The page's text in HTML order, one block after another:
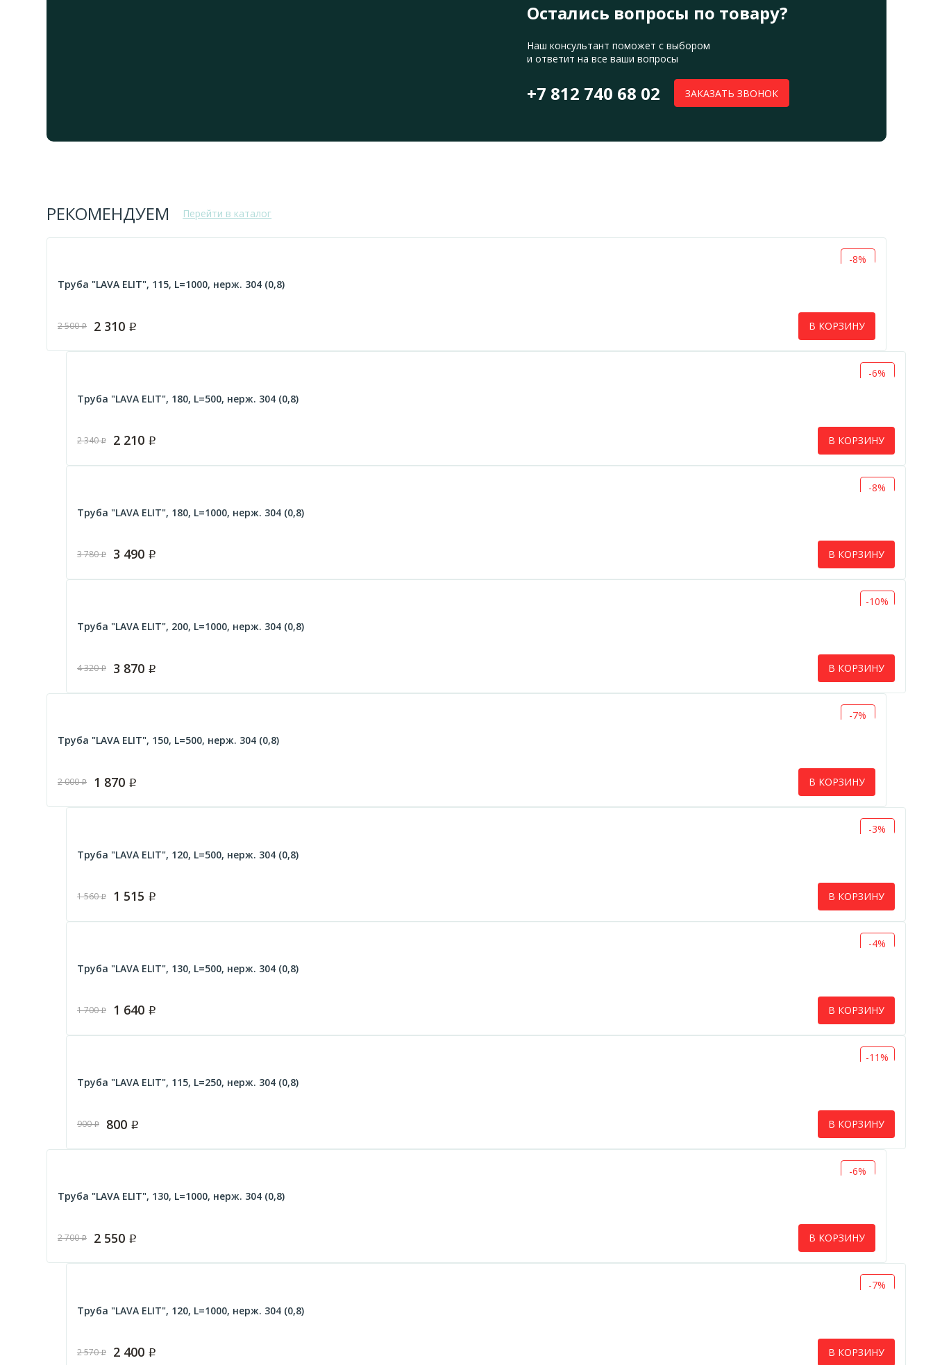
Остались вопросы по товару?
Наш консультант поможет с выбором
и ответит на все ваши вопросы
+7 812 740 68 02 ЗАКАЗАТЬ ЗВОНОК
РЕКОМЕНДУЕМ Перейти в каталог
-8%
Труба "LAVA ELIT", 115, L=1000, нерж. 304 (0,8)
2 500Р 2 310 Р В КОРЗИНУ
-6%
Труба "LAVA ELIT", 180, L=500, нерж. 304 (0,8)
2 340Р 2 210 Р В КОРЗИНУ
-8%
Труба "LAVA ELIT", 180, L=1000, нерж. 304 (0,8)
3 780Р 3 490 Р В КОРЗИНУ
-10%
Труба "LAVA ELIT", 200, L=1000, нерж. 304 (0,8)
4 320Р 3 870 Р В КОРЗИНУ
-7%
Труба "LAVA ELIT", 150, L=500, нерж. 304 (0,8)
2 000Р 1 870 Р В КОРЗИНУ
-3%
Труба "LAVA ELIT", 120, L=500, нерж. 304 (0,8)
1 560Р 1 515 Р В КОРЗИНУ
-4%
Труба "LAVA ELIT", 130, L=500, нерж. 304 (0,8)
1 700Р 1 640 Р В КОРЗИНУ
-11%
Труба "LAVA ELIT", 115, L=250, нерж. 304 (0,8)
900Р 800 Р В КОРЗИНУ
-6%
Труба "LAVA ELIT", 130, L=1000, нерж. 304 (0,8)
2 700Р 2 550 Р В КОРЗИНУ
-7%
Труба "LAVA ELIT", 120, L=1000, нерж. 304 (0,8)
2 570Р 2 400 Р В КОРЗИНУ